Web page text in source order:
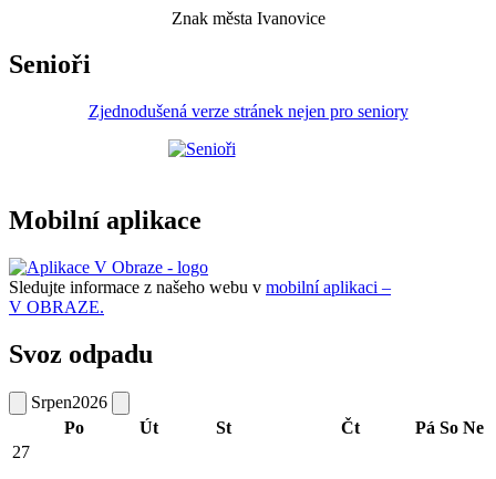
Znak města Ivanovice
Senioři
Zjednodušená verze stránek nejen pro seniory
Mobilní aplikace
Sledujte informace z našeho webu v mobilní aplikaci –
V OBRAZE.
Svoz odpadu
Srpen2026
Po
Út St Čt Pá So Ne
27